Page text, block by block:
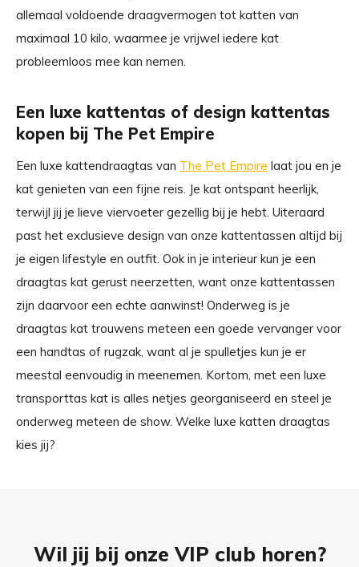
allemaal voldoende draagvermogen tot katten van
maximaal 10 kilo, waarmee je vrijwel iedere kat
probleemloos mee kan nemen.
Een luxe kattentas of design kattentas
kopen bij The Pet Empire
Een luxe kattendraagtas van The Pet Empire laat jou en je
kat genieten van een fijne reis. Je kat ontspant heerlijk,
terwijl jij je lieve viervoeter gezellig bij je hebt. Uiteraard
past het exclusieve design van onze kattentassen altijd bij
je eigen lifestyle en outfit. Ook in je interieur kun je een
draagtas kat gerust neerzetten, want onze kattentassen
zijn daarvoor een echte aanwinst! Onderweg is je
draagtas kat trouwens meteen een goede vervanger voor
een handtas of rugzak, want al je spulletjes kun je er
meestal eenvoudig in meenemen. Kortom, met een luxe
transporttas kat is alles netjes georganiseerd en steel je
onderweg meteen de show. Welke luxe katten draagtas
kies jij?
Wil jij bij onze VIP club horen?